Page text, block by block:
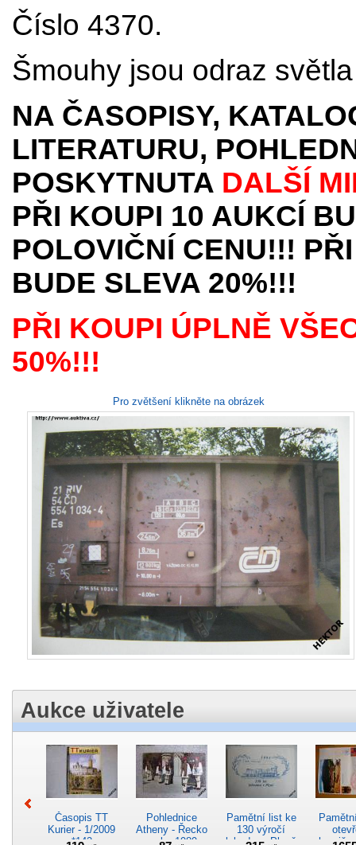
Číslo 4370.
Šmouhy jsou odraz
NA ČASOPISY,
LITERATURU,
POSKYTNUTA DALŠÍ
PŘI KOUPI 10 AUKCÍ
POLOVIČNÍ CENU!!!
BUDE SLEVA 20%!!!
PŘI KOUPI ÚPLNĚ
50%!!!
Pro zvětšení klikněte na obrázek
Aukce uživatele
Časopis TT
Kurier - 1/2009
*142
Pohlednice
Atheny - Řecko
z roku 1989.
Pamětní list ke
130 výročí
lokodepa Plzeň